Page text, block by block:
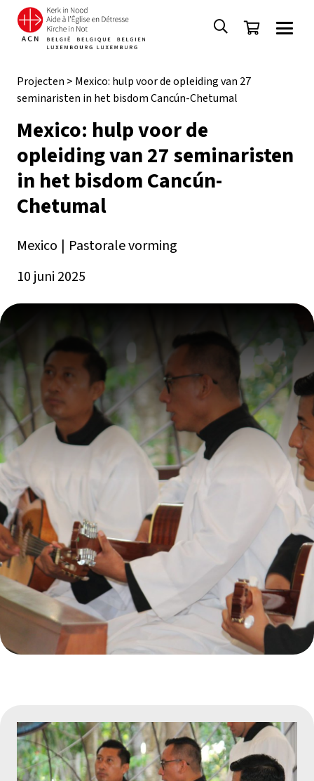
Projecten > Mexico: hulp voor de opleiding van 27
seminaristen in het bisdom Cancún-Chetumal
Mexico: hulp voor de
opleiding van 27 seminaristen
in het bisdom Cancún-
Chetumal
Mexico | Pastorale vorming
10 juni 2025